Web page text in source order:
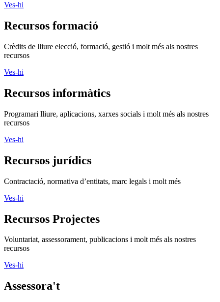
Ves-hi
Recursos formació
Crèdits de lliure elecció, formació, gestió i molt més als nostres
recursos
Ves-hi
Recursos informàtics
Programari lliure, aplicacions, xarxes socials i molt més als nostres
recursos
Ves-hi
Recursos jurídics
Contractació, normativa d’entitats, marc legals i molt més
Ves-hi
Recursos Projectes
Voluntariat, assessorament, publicacions i molt més als nostres
recursos
Ves-hi
Assessora't